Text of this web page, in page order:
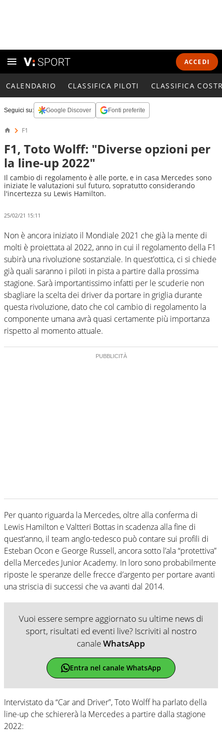
ACCEDI
CALENDARIO CLASSIFICA PILOTI CLASSIFICA
Seguici su: Google Discover Fonti preferite
F1
F1, Toto Wolff: "Diverse opzioni per
la line-up 2022"
Il cambio di regolamento è alle porte, e in casa Mercedes sono
iniziate le valutazioni sul futuro, sopratutto considerando
l'incertezza su Lewis Hamilton.
25/02/21 15:11
Non è ancora iniziato il Mondiale 2021 che già la mente di
molti è proiettata al 2022, anno in cui il regolamento della F1
subirà una rivoluzione sostanziale. In quest’ottica, ci si chiede
già quali saranno i piloti in pista a partire dalla prossima
stagione. Sarà importantissimo infatti per le scuderie non
sbagliare la scelta dei driver da portare in griglia durante
questa rivoluzione, dato che col cambio di regolamento la
componente umana avrà quasi certamente più importanza
rispetto al momento attuale.
Per quanto riguarda la Mercedes, oltre alla conferma di
Lewis Hamilton e Valtteri Bottas in scadenza alla fine di
quest’anno, il team anglo-tedesco può contare sui profili di
Esteban Ocon e George Russell, ancora sotto l’ala “protettiva”
della Mercedes Junior Academy. In loro sono probabilmente
riposte le speranze delle frecce d’argento per portare avanti
una striscia di successi che va avanti dal 2014.
Vuoi essere sempre aggiornato su ultime news di
sport, risultati ed eventi live? Iscriviti al nostro
canaleWhatsApp
Entra nel canale WhatsApp
Intervistato da “Car and Driver”, Toto Wolff ha parlato della
line-up che schiererà la Mercedes a partire dalla stagione
2022: